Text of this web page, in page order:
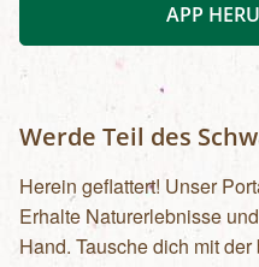
APP
Werde Teil des
Herein geflattert! Unser
Erhalte Naturerlebnisse
Hand. Tausche dich mit